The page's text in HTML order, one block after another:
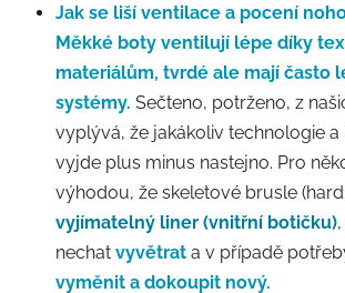
Jak se liší ventilace a pocení
Měkké boty ventilují lépe díky
materiálům, tvrdé ale mají často
systémy. Sečteno, potrženo, z
vyplývá, že jakákoliv technologie
vyjde plus minus nastejno. Pro
výhodou, že skeletové brusle
vyjímatelný liner (vnitřní botičku)
nechat vyvětrat a v případě
vyměnit a dokoupit nový.